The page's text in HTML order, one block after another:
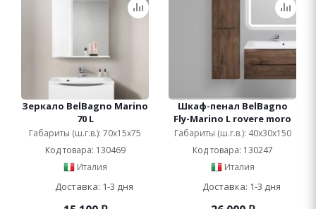
Зеркало BelBagno Marino
70 L
Габариты (ш.г.в.): 70x15x75
Код товара: 130469
Италия
Доставка: 1-3 дня
Шкаф-пенал BelBagno
Fly-Marino L rovere moro
Габариты (ш.г.в.): 40x30x150
Код товара: 130247
Италия
Доставка: 1-3 дня